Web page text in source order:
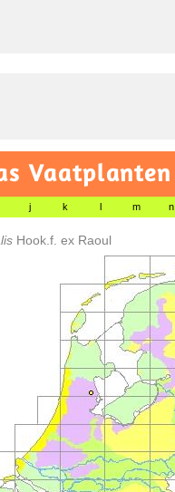
Vaatplanten
j k l m n
Hook.f. ex Raoul